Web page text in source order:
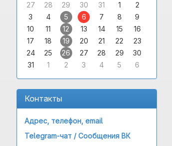
27
28 29 30 31 1
2
3
4 5 6 7 8
9
10
11 12 13 14 15
16
17
18 19 20 21 22
23
24
25 26 27 28 29
30
31
1 2 3 4 5 6
Контакты
Адрес, телефон, email
Telegram-чат /Сообщения ВК